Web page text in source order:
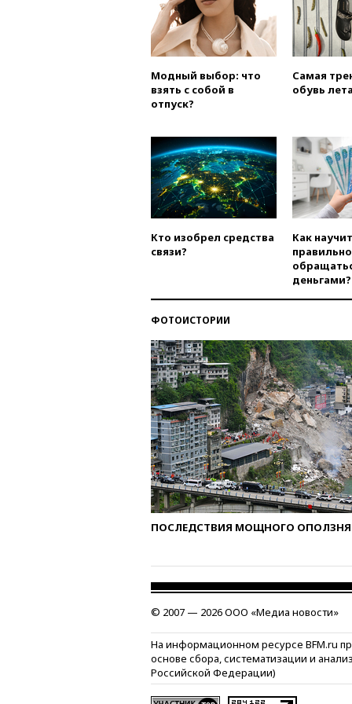
Модный выбор: что
взять с собой в
отпуск?
Самая
обувь
Кто изобрел средства
связи?
Как
правильно
деньгами?
ФОТОИСТОРИИ
ПОСЛЕДСТВИЯ МОЩНОГО ОПОЛЗНЯ
© 2007 — 2026 ООО «Медиа новости»
На информационном ресурсе BFM.ru
основе сбора, систематизации и
Российской Федерации)